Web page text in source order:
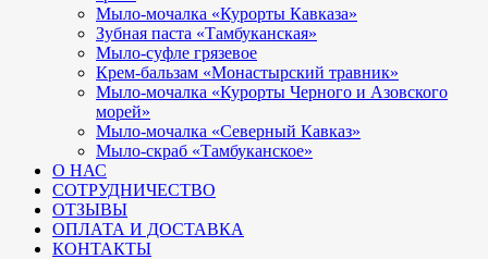
Мыло-мочалка «Курорты Кавказа»
Зубная паста «Тамбуканская»
Мыло-суфле грязевое
Крем-бальзам «Монастырский травник»
Мыло-мочалка «Курорты Черного и Азовского
морей»
Мыло-мочалка «Северный Кавказ»
Мыло-скраб «Тамбуканское»
О НАС
СОТРУДНИЧЕСТВО
ОТЗЫВЫ
ОПЛАТА И ДОСТАВКА
КОНТАКТЫ